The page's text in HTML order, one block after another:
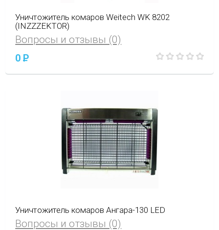
Уничтожитель комаров Weitech WK 8202
(INZZZEKTOR)
Вопросы и отзывы (0)
0P
Уничтожитель комаров Ангара-130 LED
Вопросы и отзывы (0)